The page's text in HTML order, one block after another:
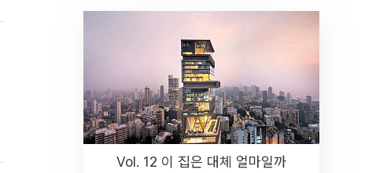
Vol. 12 이 집은 대체 얼마일까